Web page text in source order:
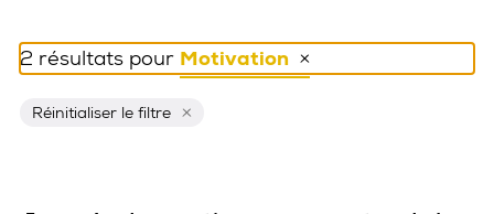
2 résultats pour Motivation
Réinitialiser ce filtre
Réinitialiser le filtre